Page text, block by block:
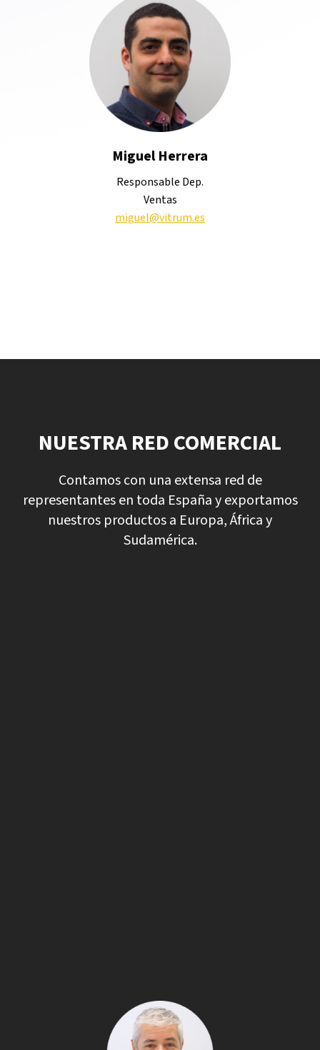
Miguel Herrera
Responsable Dep.
Ventas
miguel@vitrum.es
NUESTRA RED COMERCIAL
Contamos con una extensa red de
representantes en toda España y exportamos
nuestros productos a Europa, África y
Sudamérica.